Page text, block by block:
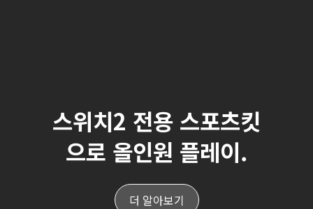
스위치2 전용 스포츠킷
으로 올인원 플레이.
더 알아보기